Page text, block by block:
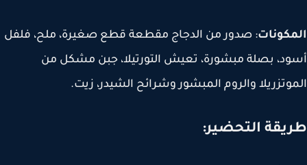
: صدور من الدجاج مقطعة قطع صغيرة، ملح، فلفل
بصلة مبشورة، تعيش التورتيلا، جبن مشكل من
والروم المبشور وشرائح الشيدر، زيت.
التحضير: